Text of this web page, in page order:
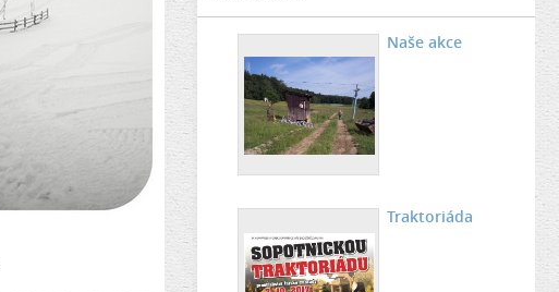
Naše akce
Traktoriáda